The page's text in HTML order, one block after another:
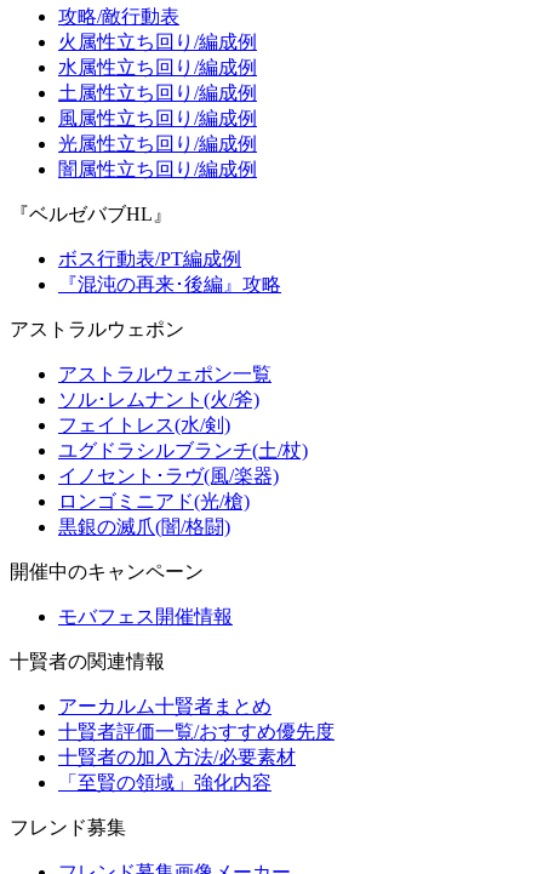
攻略/敵行動表
火属性立ち回り/編成例
水属性立ち回り/編成例
土属性立ち回り/編成例
風属性立ち回り/編成例
光属性立ち回り/編成例
闇属性立ち回り/編成例
『ベルゼバブHL』
ボス行動表/PT編成例
『混沌の再来･後編』攻略
アストラルウェポン
アストラルウェポン一覧
ソル･レムナント(火/斧)
フェイトレス(水/剣)
ユグドラシルブランチ(土/杖)
イノセント･ラヴ(風/楽器)
ロンゴミニアド(光/槍)
黒銀の滅爪(闇/格闘)
開催中のキャンペーン
モバフェス開催情報
十賢者の関連情報
アーカルム十賢者まとめ
十賢者評価一覧/おすすめ優先度
十賢者の加入方法/必要素材
「至賢の領域」強化内容
フレンド募集